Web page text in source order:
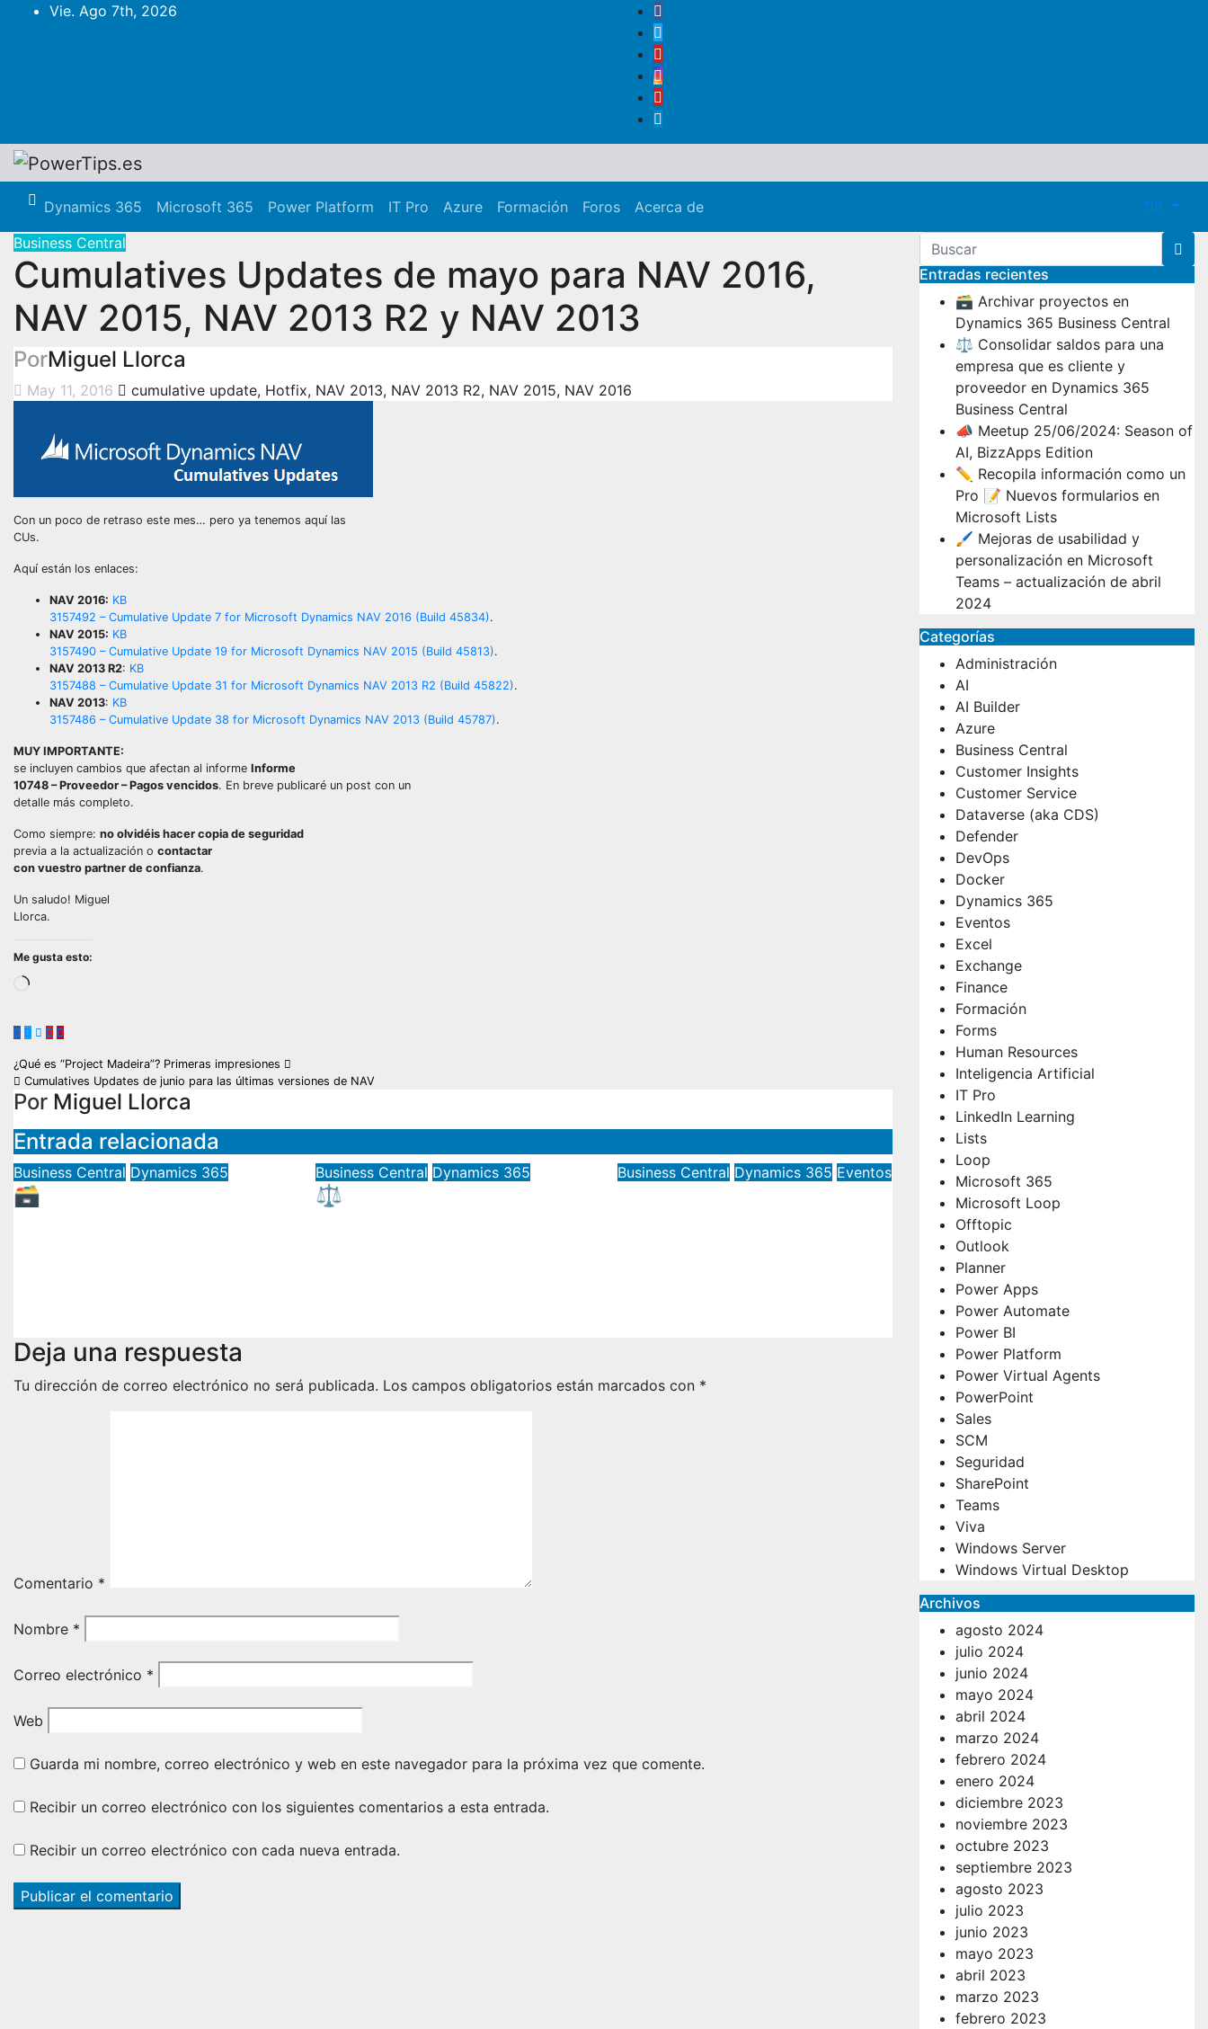
Vie. Ago 7th, 2026
Dynamics 365 Microsoft 365 Power Platform IT Pro Azure Formación Foros
Acerca de
Business Central
Cumulatives Updates de mayo para NAV 2016,
NAV 2015, NAV 2013 R2 y NAV 2013
PorMiguel Llorca
May 11, 2016 cumulative update, Hotfix, NAV 2013, NAV 2013 R2, NAV 2015, NAV 2016
Con un poco de retraso este mes… pero ya tenemos aquí las
CUs.
Aquí están los enlaces:
NAV 2016: KB
3157492 – Cumulative Update 7 for Microsoft Dynamics NAV 2016 (Build 45834).
NAV 2015: KB
3157490 – Cumulative Update 19 for Microsoft Dynamics NAV 2015 (Build 45813).
NAV 2013 R2: KB
3157488 – Cumulative Update 31 for Microsoft Dynamics NAV 2013 R2 (Build 45822).
NAV 2013: KB
3157486 – Cumulative Update 38 for Microsoft Dynamics NAV 2013 (Build 45787).
MUY IMPORTANTE:
se incluyen cambios que afectan al informe Informe
10748 – Proveedor – Pagos vencidos. En breve publicaré un post con un
detalle más completo.
Como siempre: no olvidéis hacer copia de seguridad
previa a la actualización o contactar
con vuestro partner de confianza.
Un saludo! Miguel
Llorca.
Me gusta esto:
¿Qué es “Project Madeira”? Primeras impresiones
Cumulatives Updates de junio para las últimas versiones de NAV
Por Miguel Llorca
Entrada relacionada
Business Central Dynamics 365
🗃️ Archivar proyectos en
Business Central Dynamics 365
⚖️ Consolidar saldos para
Business Central Dynamics 365 Eventos
Deja una respuesta
Tu dirección de correo electrónico no será publicada. Los campos obligatorios están marcados con *
Comentario *
Nombre *
Correo electrónico *
Web
Guarda mi nombre, correo electrónico y web en este navegador para la próxima vez que comente.
Recibir un correo electrónico con los siguientes comentarios a esta entrada.
Recibir un correo electrónico con cada nueva entrada.
Entradas recientes
🗃️ Archivar proyectos en
Dynamics 365 Business Central
⚖️ Consolidar saldos para una
empresa que es cliente y
proveedor en Dynamics 365
Business Central
📣 Meetup 25/06/2024: Season of
AI, BizzApps Edition
✏️ Recopila información como un
Pro 📝 Nuevos formularios en
Microsoft Lists
🖌️ Mejoras de usabilidad y
personalización en Microsoft
Teams – actualización de abril
2024
Categorías
Administración
AI
AI Builder
Azure
Business Central
Customer Insights
Customer Service
Dataverse (aka CDS)
Defender
DevOps
Docker
Dynamics 365
Eventos
Excel
Exchange
Finance
Formación
Forms
Human Resources
Inteligencia Artificial
IT Pro
LinkedIn Learning
Lists
Loop
Microsoft 365
Microsoft Loop
Offtopic
Outlook
Planner
Power Apps
Power Automate
Power BI
Power Platform
Power Virtual Agents
PowerPoint
Sales
SCM
Seguridad
SharePoint
Teams
Viva
Windows Server
Windows Virtual Desktop
Archivos
agosto 2024
julio 2024
junio 2024
mayo 2024
abril 2024
marzo 2024
febrero 2024
enero 2024
diciembre 2023
noviembre 2023
octubre 2023
septiembre 2023
agosto 2023
julio 2023
junio 2023
mayo 2023
abril 2023
marzo 2023
febrero 2023